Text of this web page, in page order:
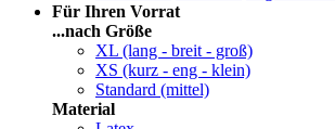
Für Ihren Vorrat
...nach Größe
XL (lang - breit - groß)
XS (kurz - eng - klein)
Standard (mittel)
Material